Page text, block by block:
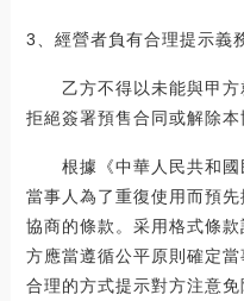
3、經營者負有合理提示義
乙方不得以未能與甲方
拒絕簽署預售合同或解除本
根據《中華人民共和國
當事人為了重復使用而預
協商的條款。采用格式條
方應當遵循公平原則確定
合理的方式提示對方注意